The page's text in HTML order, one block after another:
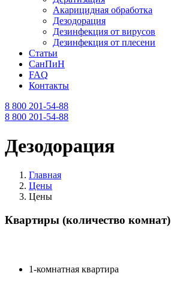
Акарицидная обработка
Дезодорация
Дезинфекция от вирусов
Дезинфекция от плесени
Статьи
СанПиН
FAQ
Контакты
8 800 201-54-88
8 800 201-54-88
Дезодорация
Главная
Цены
Цены
Квартиры (количество комнат)
1-комнатная квартира